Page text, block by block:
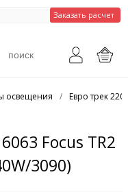
Заказать расчет
освещения / Евро трек
Focus TR2
3090)